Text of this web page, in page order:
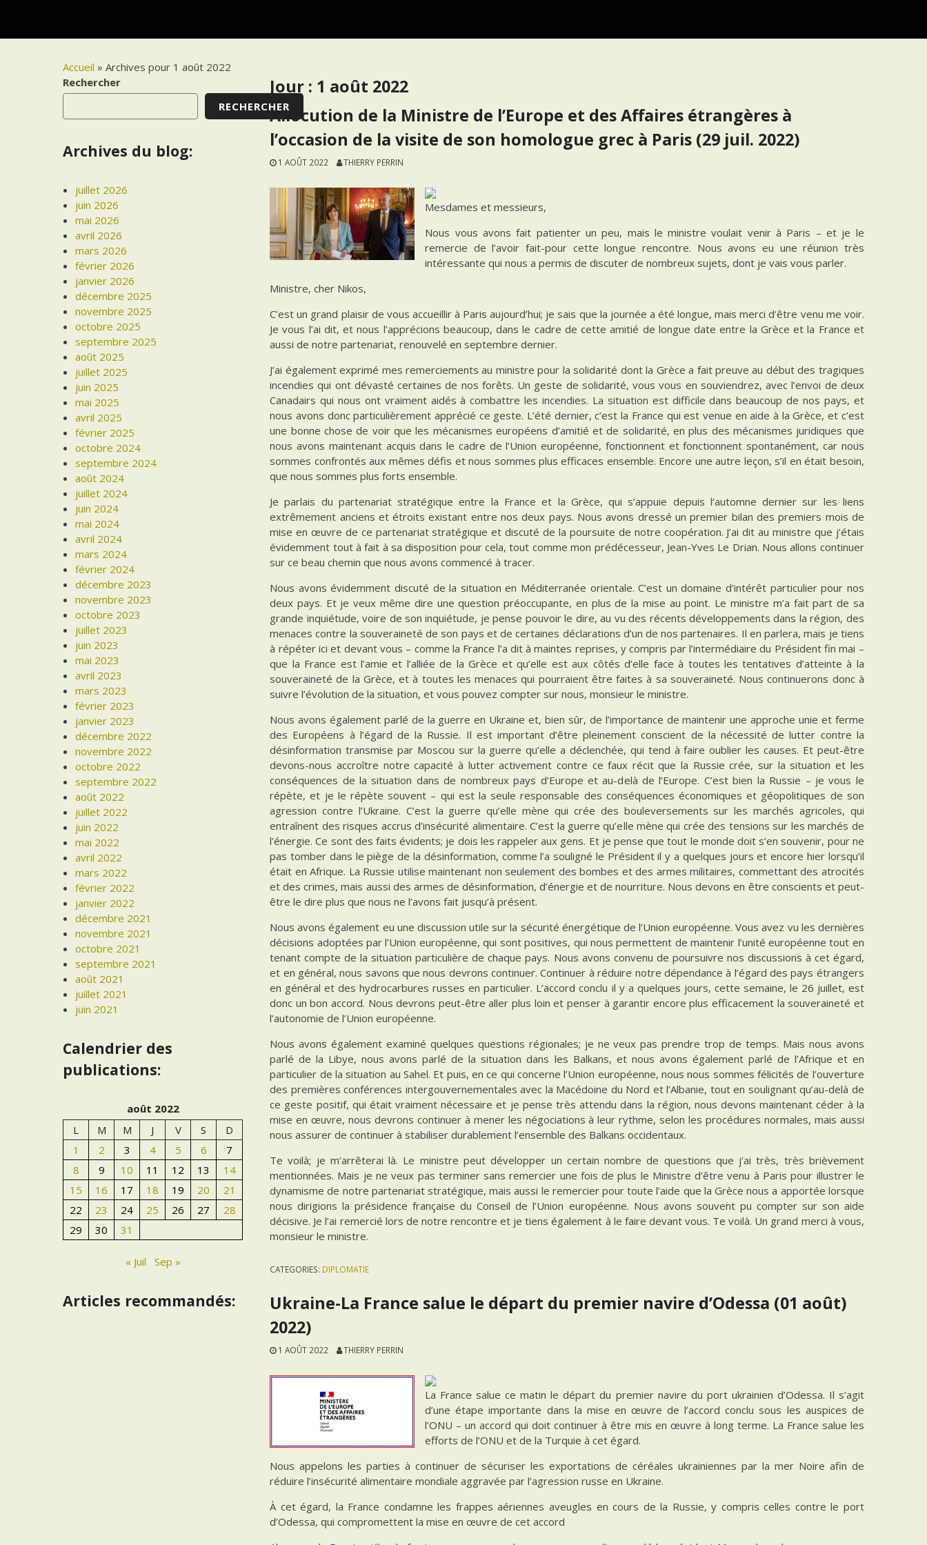
Accueil »Archives pour 1 août 2022
Jour : 1 août 2022
Allocution de la Ministre de l’Europe et des Affaires étrangères à
l’occasion de la visite de son homologue grec à Paris (29 juil. 2022)
1 AOÛT 2022 THIERRY PERRIN
Mesdames et messieurs,
Nous vous avons fait patienter un peu, mais le ministre voulait venir à Paris – et je le
remercie de l’avoir fait-pour cette longue rencontre. Nous avons eu une réunion très
intéressante qui nous a permis de discuter de nombreux sujets, dont je vais vous parler.
Ministre, cher Nikos,
C’est un grand plaisir de vous accueillir à Paris aujourd’hui; je sais que la journée a été longue, mais merci d’être venu me voir.
Je vous l’ai dit, et nous l’apprécions beaucoup, dans le cadre de cette amitié de longue date entre la Grèce et la France et
aussi de notre partenariat, renouvelé en septembre dernier.
J’ai également exprimé mes remerciements au ministre pour la solidarité dont la Grèce a fait preuve au début des tragiques
incendies qui ont dévasté certaines de nos forêts. Un geste de solidarité, vous vous en souviendrez, avec l’envoi de deux
Canadairs qui nous ont vraiment aidés à combattre les incendies. La situation est difficile dans beaucoup de nos pays, et
nous avons donc particulièrement apprécié ce geste. L’été dernier, c’est la France qui est venue en aide à la Grèce, et c’est
une bonne chose de voir que les mécanismes européens d’amitié et de solidarité, en plus des mécanismes juridiques que
nous avons maintenant acquis dans le cadre de l’Union européenne, fonctionnent et fonctionnent spontanément, car nous
sommes confrontés aux mêmes défis et nous sommes plus efficaces ensemble. Encore une autre leçon, s’il en était besoin,
que nous sommes plus forts ensemble.
Je parlais du partenariat stratégique entre la France et la Grèce, qui s’appuie depuis l’automne dernier sur les liens
extrêmement anciens et étroits existant entre nos deux pays. Nous avons dressé un premier bilan des premiers mois de
mise en œuvre de ce partenariat stratégique et discuté de la poursuite de notre coopération. J’ai dit au ministre que j’étais
évidemment tout à fait à sa disposition pour cela, tout comme mon prédécesseur, Jean-Yves Le Drian. Nous allons continuer
sur ce beau chemin que nous avons commencé à tracer.
Nous avons évidemment discuté de la situation en Méditerranée orientale. C’est un domaine d’intérêt particulier pour nos
deux pays. Et je veux même dire une question préoccupante, en plus de la mise au point. Le ministre m’a fait part de sa
grande inquiétude, voire de son inquiétude, je pense pouvoir le dire, au vu des récents développements dans la région, des
menaces contre la souveraineté de son pays et de certaines déclarations d’un de nos partenaires. Il en parlera, mais je tiens
à répéter ici et devant vous – comme la France l’a dit à maintes reprises, y compris par l’intermédiaire du Président fin mai –
que la France est l’amie et l’alliée de la Grèce et qu’elle est aux côtés d’elle face à toutes les tentatives d’atteinte à la
souveraineté de la Grèce, et à toutes les menaces qui pourraient être faites à sa souveraineté. Nous continuerons donc à
suivre l’évolution de la situation, et vous pouvez compter sur nous, monsieur le ministre.
Nous avons également parlé de la guerre en Ukraine et, bien sûr, de l’importance de maintenir une approche unie et ferme
des Européens à l’égard de la Russie. Il est important d’être pleinement conscient de la nécessité de lutter contre la
désinformation transmise par Moscou sur la guerre qu’elle a déclenchée, qui tend à faire oublier les causes. Et peut-être
devons-nous accroître notre capacité à lutter activement contre ce faux récit que la Russie crée, sur la situation et les
conséquences de la situation dans de nombreux pays d’Europe et au-delà de l’Europe. C’est bien la Russie – je vous le
répète, et je le répète souvent – qui est la seule responsable des conséquences économiques et géopolitiques de son
agression contre l’Ukraine. C’est la guerre qu’elle mène qui crée des bouleversements sur les marchés agricoles, qui
entraînent des risques accrus d’insécurité alimentaire. C’est la guerre qu’elle mène qui crée des tensions sur les marchés de
l’énergie. Ce sont des faits évidents; je dois les rappeler aux gens. Et je pense que tout le monde doit s’en souvenir, pour ne
pas tomber dans le piège de la désinformation, comme l’a souligné le Président il y a quelques jours et encore hier lorsqu’il
était en Afrique. La Russie utilise maintenant non seulement des bombes et des armes militaires, commettant des atrocités
et des crimes, mais aussi des armes de désinformation, d’énergie et de nourriture. Nous devons en être conscients et peut-
être le dire plus que nous ne l’avons fait jusqu’à présent.
Nous avons également eu une discussion utile sur la sécurité énergétique de l’Union européenne. Vous avez vu les dernières
décisions adoptées par l’Union européenne, qui sont positives, qui nous permettent de maintenir l’unité européenne tout en
tenant compte de la situation particulière de chaque pays. Nous avons convenu de poursuivre nos discussions à cet égard,
et en général, nous savons que nous devrons continuer. Continuer à réduire notre dépendance à l’égard des pays étrangers
en général et des hydrocarbures russes en particulier. L’accord conclu il y a quelques jours, cette semaine, le 26 juillet, est
donc un bon accord. Nous devrons peut-être aller plus loin et penser à garantir encore plus efficacement la souveraineté et
l’autonomie de l’Union européenne.
Nous avons également examiné quelques questions régionales; je ne veux pas prendre trop de temps. Mais nous avons
parlé de la Libye, nous avons parlé de la situation dans les Balkans, et nous avons également parlé de l’Afrique et en
particulier de la situation au Sahel. Et puis, en ce qui concerne l’Union européenne, nous nous sommes félicités de l’ouverture
des premières conférences intergouvernementales avec la Macédoine du Nord et l’Albanie, tout en soulignant qu’au-delà de
ce geste positif, qui était vraiment nécessaire et je pense très attendu dans la région, nous devons maintenant céder à la
mise en œuvre, nous devrons continuer à mener les négociations à leur rythme, selon les procédures normales, mais aussi
nous assurer de continuer à stabiliser durablement l’ensemble des Balkans occidentaux.
Te voilà; je m’arrêterai là. Le ministre peut développer un certain nombre de questions que j’ai très, très brièvement
mentionnées. Mais je ne veux pas terminer sans remercier une fois de plus le Ministre d’être venu à Paris pour illustrer le
dynamisme de notre partenariat stratégique, mais aussi le remercier pour toute l’aide que la Grèce nous a apportée lorsque
nous dirigions la présidence française du Conseil de l’Union européenne. Nous avons souvent pu compter sur son aide
décisive. Je l’ai remercié lors de notre rencontre et je tiens également à le faire devant vous. Te voilà. Un grand merci à vous,
monsieur le ministre.
CATEGORIES: DIPLOMATIE
Ukraine-La France salue le départ du premier navire d’Odessa (01 août)
2022)
1 AOÛT 2022 THIERRY PERRIN
La France salue ce matin le départ du premier navire du port ukrainien d’Odessa. Il s’agit
d’une étape importante dans la mise en œuvre de l’accord conclu sous les auspices de
l’ONU – un accord qui doit continuer à être mis en œuvre à long terme. La France salue les
efforts de l’ONU et de la Turquie à cet égard.
Nous appelons les parties à continuer de sécuriser les exportations de céréales ukrainiennes par la mer Noire afin de
réduire l’insécurité alimentaire mondiale aggravée par l’agression russe en Ukraine.
À cet égard, la France condamne les frappes aériennes aveugles en cours de la Russie, y compris celles contre le port
d’Odessa, qui compromettent la mise en œuvre de cet accord
Rechercher
RECHERCHER
Archives du blog:
juillet 2026
juin 2026
mai 2026
avril 2026
mars 2026
février 2026
janvier 2026
décembre 2025
novembre 2025
octobre 2025
septembre 2025
août 2025
juillet 2025
juin 2025
mai 2025
avril 2025
février 2025
octobre 2024
septembre 2024
août 2024
juillet 2024
juin 2024
mai 2024
avril 2024
mars 2024
février 2024
décembre 2023
novembre 2023
octobre 2023
juillet 2023
juin 2023
mai 2023
avril 2023
mars 2023
février 2023
janvier 2023
décembre 2022
novembre 2022
octobre 2022
septembre 2022
août 2022
juillet 2022
juin 2022
mai 2022
avril 2022
mars 2022
février 2022
janvier 2022
décembre 2021
novembre 2021
octobre 2021
septembre 2021
août 2021
juillet 2021
juin 2021
Calendrier des
publications:
août 2022
L
M M J V S
D
1
2 3 4 5 6
7
8
9 10 11 12 13
14
15
16 17 18 19 20
21
22
23 24 25 26 27
28
29
30 31
« Juil Sep »
Articles recommandés: